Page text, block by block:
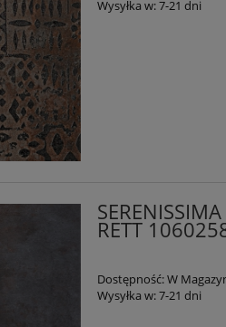
Wysyłka w:7-21 dni
RETT
Dostępność:W
Wysyłka w:7-21 dni